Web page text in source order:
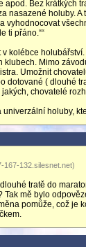
Bez krátkých
nasazené holuby. A
vyhodnocovat
ti přáno.““
kolébce
Mimo
Umožnit
dotované ( dlouhé
chovatelé
holuby,
167-132.silesnet.net)
tratě do
mě bylo
pomůže, což